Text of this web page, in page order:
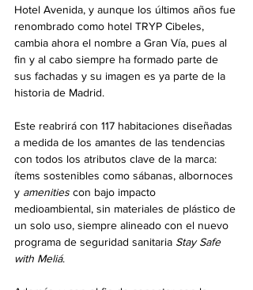
Hotel Avenida, y aunque los últimos años fue
renombrado como hotel TRYP Cibeles,
cambia ahora el nombre a Gran Vía, pues al
fin y al cabo siempre ha formado parte de
sus fachadas y su imagen es ya parte de la
historia de Madrid.
Este reabrirá con 117 habitaciones diseñadas
a medida de los amantes de las tendencias
con todos los atributos clave de la marca:
ítems sostenibles como sábanas, albornoces
y amenities con bajo impacto
medioambiental, sin materiales de plástico de
un solo uso, siempre alineado con el nuevo
programa de seguridad sanitaria Stay Safe
with Meliá.